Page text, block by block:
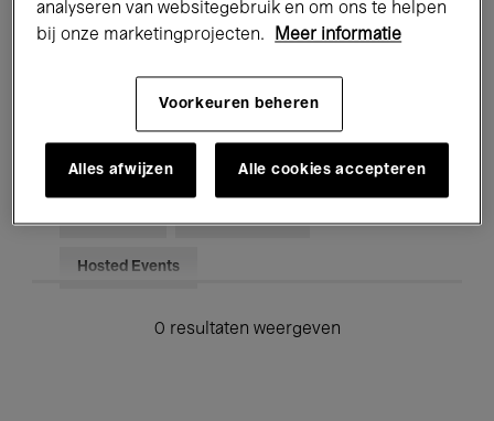
Jazz Klassieke Muziek Global Music
Elektronische Muziek
Voor iedereen Kids’ Palace
Hosted Events
0 resultaten weergeven
analyseren van websitegebruik en om ons te helpen
bij onze marketingprojecten.
Meer informatie
Voorkeuren beheren
Alles afwijzen Alle cookies accepteren